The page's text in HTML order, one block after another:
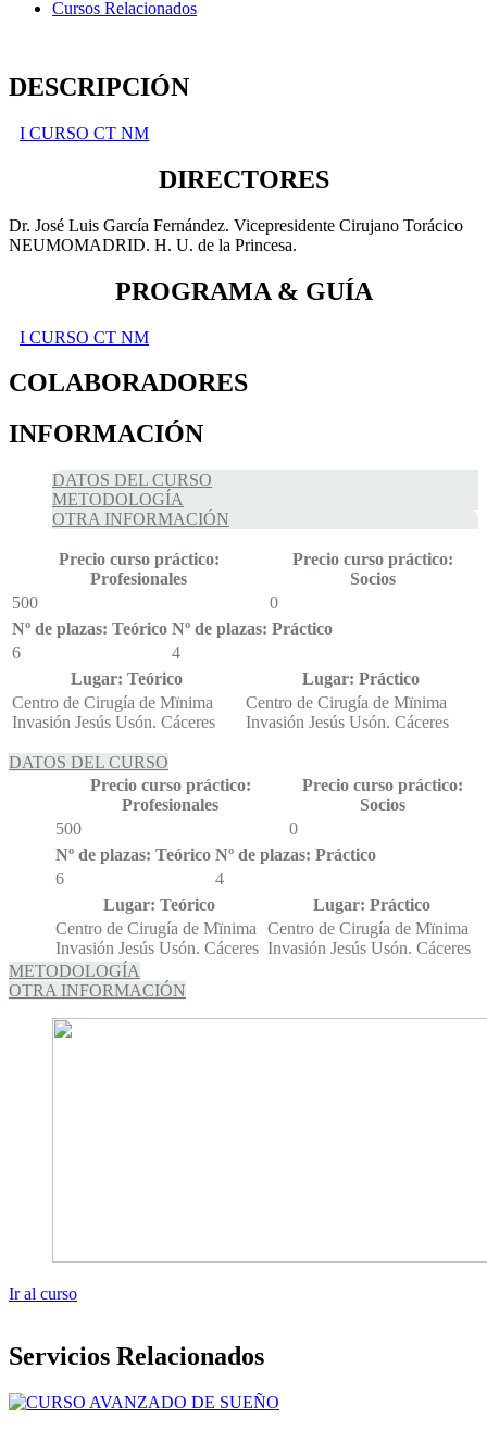
Cursos Relacionados
DESCRIPCIÓN
I CURSO CT NM
DIRECTORES
Dr. José Luis García Fernández. Vicepresidente Cirujano Torácico
NEUMOMADRID. H. U. de la Princesa.
PROGRAMA & GUÍA
I CURSO CT NM
COLABORADORES
INFORMACIÓN
DATOS DEL CURSO
METODOLOGÍA
OTRA INFORMACIÓN
Precio curso práctico:
Profesionales
Precio curso práctico:
Socios
500
0
Nº de plazas: Teórico Nº de plazas: Práctico
6
4
Lugar: Teórico
Lugar: Práctico
Centro de Cirugía de Mïnima
Invasión Jesús Usón. Cáceres
Centro de Cirugía de Mïnima
Invasión Jesús Usón. Cáceres
DATOS DEL CURSO
Precio curso práctico:
Profesionales
Precio curso práctico:
Socios
500
0
Nº de plazas: Teórico Nº de plazas: Práctico
6
4
Lugar: Teórico
Lugar: Práctico
Centro de Cirugía de Mïnima
Invasión Jesús Usón. Cáceres
Centro de Cirugía de Mïnima
Invasión Jesús Usón. Cáceres
METODOLOGÍA
OTRA INFORMACIÓN
Ir al curso
Servicios Relacionados